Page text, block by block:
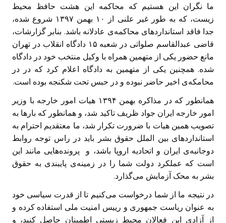
ما نگران این هستیم که محاکمه‌ این هشت حافظ محیط
زیست، که به طور غیر علنی از ۱۰ بهمن ۱۳۹۷ شروع شده،
جدا فاقد استانداردهای محاکمه‌ی عادلانه باشد. بنابر گزارشات،
قاضی عبدالقاسم صلواتی در شعبه ۱۵ دادگاه انقلاب در تهران
مانع حضور یکی از متهمین همراه با وکیل منتخب خود در دادگاه
شده. همچنین یکی از متهمین به دادگاه اعلام کرد که در در
محامکه‌ی اخیر حاضر نبوده و در حبس تحت شکنجه بوده است.
همانطور که در مذاکره بهمن ۱۳۹۴ هیات امور خارجه با وزیر
امور خارجه ایران جواد ظریف تاکید شد، و همانطور که بارها به
تصویب همین هیات با ضرورت تکرار شد، ما معتقدیم احترام به
استانداردهای بین الملل حقوق بشر باید در راس توجه روابط
دوجانبه‌ی ایران و اتحادیه اروپا باشد، و پروند‌ه‌هایی مانند این
است که عملکرد دولت شما را در زمینه‌ی پایبندی به حقوق
بشر به محک آزمایش می‌گذارد.
در نتیجه ما از شما درخواست می‌کنیم تا از قدرت سیاسی خود
به عنوان ریاست جمهوری و رییس امنیت ملی استفاده کرده و
از آزادی این فعالان محیط زیستی اطمینان حاصل کنید، و